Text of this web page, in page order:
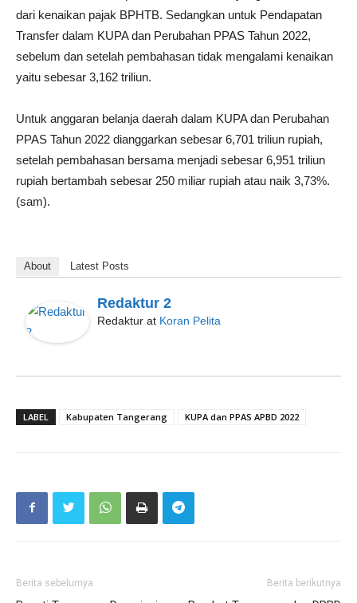
dari kenaikan pajak BPHTB. Sedangkan untuk Pendapatan
Transfer dalam KUPA dan Perubahan PPAS Tahun 2022,
sebelum dan setelah pembahasan tidak mengalami kenaikan
yaitu sebesar 3,162 triliun.
Untuk anggaran belanja daerah dalam KUPA dan Perubahan
PPAS Tahun 2022 dianggarkan sebesar 6,701 triliun rupiah,
setelah pembahasan bersama menjadi sebesar 6,951 triliun
rupiah bertambah sebesar 250 miliar rupiah atau naik 3,73%.
(sam).
About Latest Posts
Redaktur 2
Redaktur at Koran Pelita
LABEL Kabupaten Tangerang KUPA dan PPAS APBD 2022
Berita sebelumya Berita berikutnya